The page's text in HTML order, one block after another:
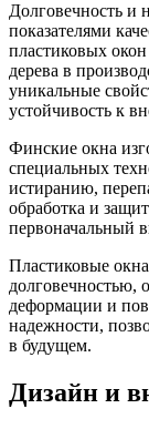
Долговечность и
показателями
пластиковых окон
дерева в
уникальные
устойчивость к
Финские окна
специальных
истиранию,
обработка и
первоначальный
Пластиковые
долговечностью,
деформации и
надежности,
в будущем.
Дизайн и